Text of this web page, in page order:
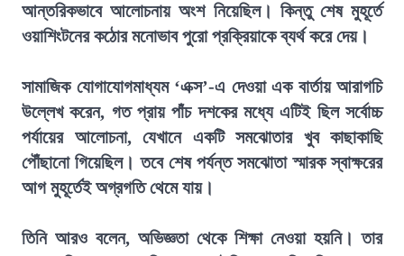
আন্তরিকভাবে আলোচনায় অংশ নিয়েছিল। কিন্তু শেষ মুহূর্তে
ওয়াশিংটনের কঠোর মনোভাব পুরো প্রক্রিয়াকে ব্যর্থ করে দেয়।
সামাজিক যোগাযোগমাধ্যম ‘এক্স’-এ দেওয়া এক বার্তায় আরাগচি
উল্লেখ করেন, গত প্রায় পাঁচ দশকের মধ্যে এটিই ছিল সর্বোচ্চ
পর্যায়ের আলোচনা, যেখানে একটি সমঝোতার খুব কাছাকাছি
পৌঁছানো গিয়েছিল। তবে শেষ পর্যন্ত সমঝোতা স্মারক স্বাক্ষরের
আগ মুহূর্তেই অগ্রগতি থেমে যায়।
তিনি আরও বলেন, অভিজ্ঞতা থেকে শিক্ষা নেওয়া হয়নি। তার